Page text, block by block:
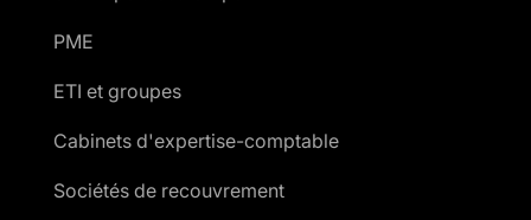
PME
ETI et groupes
Cabinets d'expertise-comptable
Sociétés de recouvrement